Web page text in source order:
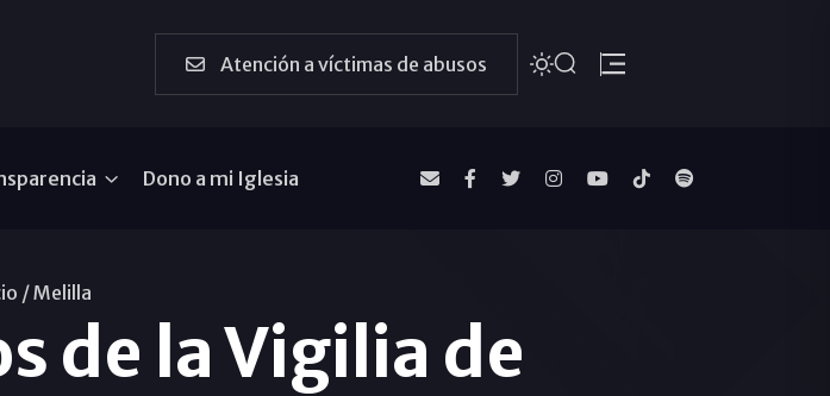
Atención a víctimas de abusos
Dono a mi Iglesia
/Melilla
de la Vigilia de